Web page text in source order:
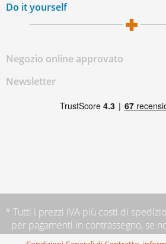
Do it yourself
Negozio online approvato
Newsletter
* Tutti i prezzi IVA più costi di
per pagamenti in contrassegno, se